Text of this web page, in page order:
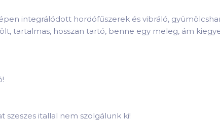
integrálódott hordófűszerek és vibráló,
tartalmas, hosszan tartó, benne egy meleg, ám
szeszes itallal nem szolgálunk ki!